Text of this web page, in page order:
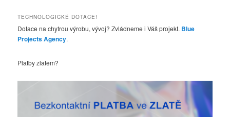
d
t
TECHNOLOGICKÉ DOTACE!
Dotace na chytrou výrobu, vývoj? Zvládneme i Váš projekt. Blue
Projects Agency.
Platby zlatem?